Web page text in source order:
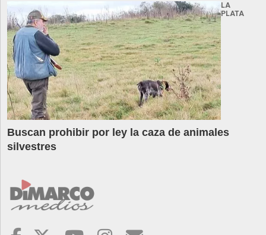
LA
PLATA
Buscan prohibir por ley la caza de animales
silvestres